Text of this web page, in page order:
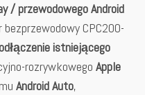
/ przewodowego Android
bezprzewodowy CPC200-
istniejącego
rozrywkowego Apple
Android Auto,